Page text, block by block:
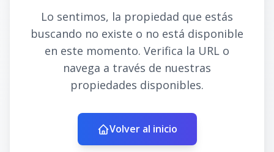
Lo sentimos, la propiedad que estás
buscando no existe o no está disponible
en este momento. Verifica la URL o
navega a través de nuestras
propiedades disponibles.
Volver al inicio